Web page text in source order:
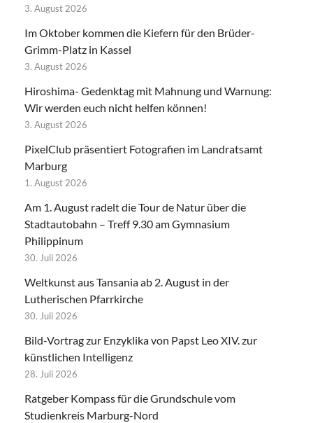
3. August 2026
Im Oktober kommen die Kiefern für den Brüder-
Grimm-Platz in Kassel
3. August 2026
Hiroshima- Gedenktag mit Mahnung und Warnung:
Wir werden euch nicht helfen können!
3. August 2026
PixelClub präsentiert Fotografien im Landratsamt
Marburg
1. August 2026
Am 1. August radelt die Tour de Natur über die
Stadtautobahn – Treff 9.30 am Gymnasium
Philippinum
30. Juli 2026
Weltkunst aus Tansania ab 2. August in der
Lutherischen Pfarrkirche
30. Juli 2026
Bild-Vortrag zur Enzyklika von Papst Leo XIV. zur
künstlichen Intelligenz
28. Juli 2026
Ratgeber Kompass für die Grundschule vom
Studienkreis Marburg-Nord